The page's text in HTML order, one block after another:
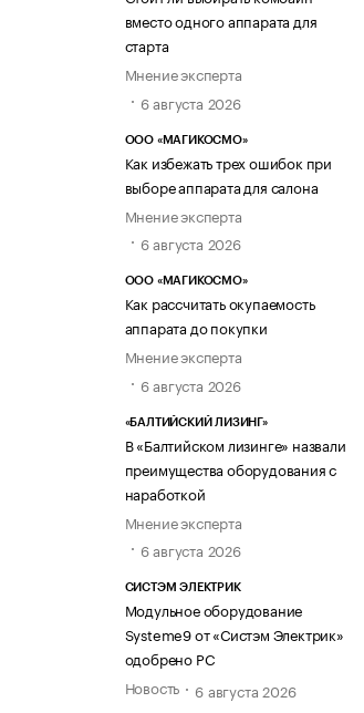
вместо одного аппарата для
старта
Мнение эксперта
6 августа 2026
ООО «МАГИКОСМО»
Как избежать трех ошибок при
выборе аппарата для салона
Мнение эксперта
6 августа 2026
ООО «МАГИКОСМО»
Как рассчитать окупаемость
аппарата до покупки
Мнение эксперта
6 августа 2026
«БАЛТИЙСКИЙ ЛИЗИНГ»
В «Балтийском лизинге» назвали
преимущества оборудования с
наработкой
Мнение эксперта
6 августа 2026
СИСТЭМ ЭЛЕКТРИК
Модульное оборудование
Systeme9 от «Систэм Электрик»
одобрено РС
Новость
6 августа 2026